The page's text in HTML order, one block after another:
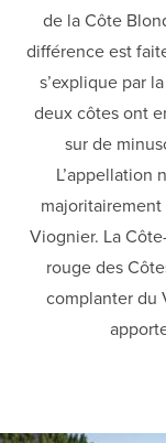
de la Côte
différence est
s’explique par
deux côtes ont
sur de
L’appellation
majoritairement
Viognier. La
rouge des
complanter du